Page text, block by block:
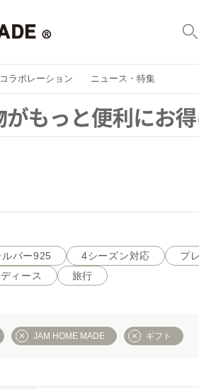
コラボレーション ニュース・特集
ルバー925 4シーズン対応
プ
ィース 旅行
JAM HOME MADE ギフト